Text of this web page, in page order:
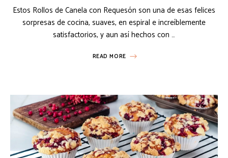
Estos Rollos de Canela con Requesón son una de esas felices
sorpresas de cocina, suaves, en espiral e increíblemente
satisfactorios, y aun así hechos con …
READ MORE